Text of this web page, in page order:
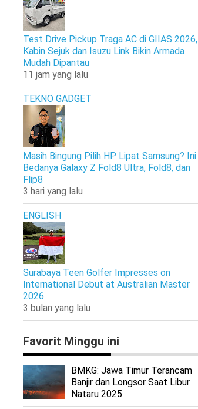
Test Drive Pickup Traga AC di GIIAS 2026,
Kabin Sejuk dan Isuzu Link Bikin Armada
Mudah Dipantau
11 jam yang lalu
TEKNO GADGET
Masih Bingung Pilih HP Lipat Samsung? Ini
Bedanya Galaxy Z Fold8 Ultra, Fold8, dan
Flip8
3 hari yang lalu
ENGLISH
Surabaya Teen Golfer Impresses on
International Debut at Australian Master
2026
3 bulan yang lalu
Favorit Minggu ini
BMKG: Jawa Timur Terancam
Banjir dan Longsor Saat Libur
Nataru 2025